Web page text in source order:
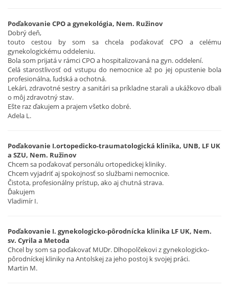
Poďakovanie CPO a gynekológia, Nem. Ružinov
Dobrý deň,
touto cestou by som sa chcela poďakovať CPO a celému
gynekologickému oddeleniu.
Bola som prijatá v rámci CPO a hospitalizovaná na gyn. oddelení.
Celá starostlivosť od vstupu do nemocnice až po jej opustenie bola
profesionálna, ľudská a ochotná.
Lekári, zdravotné sestry a sanitári sa príkladne starali a ukážkovo dbali
o môj zdravotný stav.
Ešte raz ďakujem a prajem všetko dobré.
Adela L.
Poďakovanie I.ortopedicko-traumatologická klinika, UNB, LF UK
a SZU, Nem. Ružinov
Chcem sa poďakovať personálu ortopedickej kliniky.
Chcem vyjadriť aj spokojnosť so službami nemocnice.
Čistota, profesionálny prístup, ako aj chutná strava.
Ďakujem
Vladimír I.
Poďakovanie I. gynekologicko-pôrodnícka klinika LF UK, Nem.
sv. Cyrila a Metoda
Chcel by som sa poďakovať MUDr. Dlhopolčekovi z gynekologicko-
pôrodníckej kliniky na Antolskej za jeho postoj k svojej práci.
Martin M.